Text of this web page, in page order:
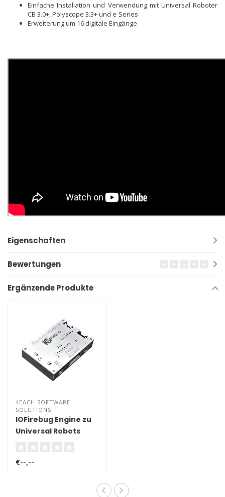
Einfache Installation und Verwendung mit Universal Roboter
CB 3.0+, Polyscope 3.3+ und e-Series
Erweiterung um 16 digitale Eingänge
Eigenschaften
Bewertungen
Ergänzende Produkte
4EACH SOFTWARE
SOLUTIONS
IOFirebug Engine zu
Universal Robots
€--,--